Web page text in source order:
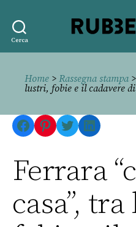
Cerca
Home > Rassegna stampa>
lustri, fobie e il cadavere
Facebook
Pinterest
TwitterLinkedIn
Ferrara
casa”,